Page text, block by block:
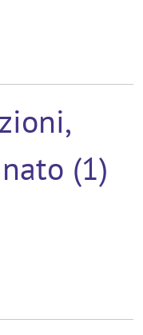
(1)